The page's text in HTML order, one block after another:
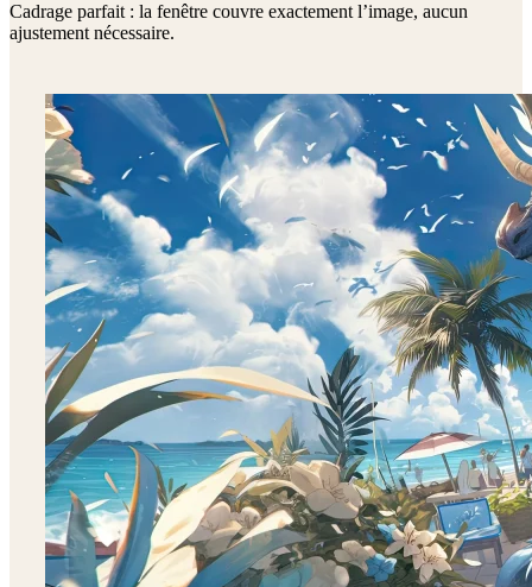
Cadrage parfait : la fenêtre couvre exactement l’image, aucun
ajustement nécessaire.